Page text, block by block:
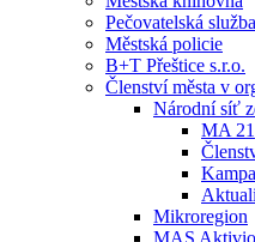
Pečovatelská služba
Městská policie
B+T Přeštice s.r.o.
Členství města v
Národní síť
MA 21
Mikroregion
MAS